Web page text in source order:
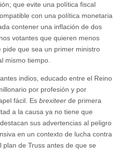
que evite una política fiscal
con una política monetaria
contener una inflación de dos
votantes que quieren menos
pide que sea un primer ministro
mismo tiempo.
indios, educado entre el Reino
por profesión y por
fácil. Es brexiteer de primera
a la causa ya no tiene que
sus advertencias al peligro
en un contexto de lucha contra
plan de Truss antes de que se